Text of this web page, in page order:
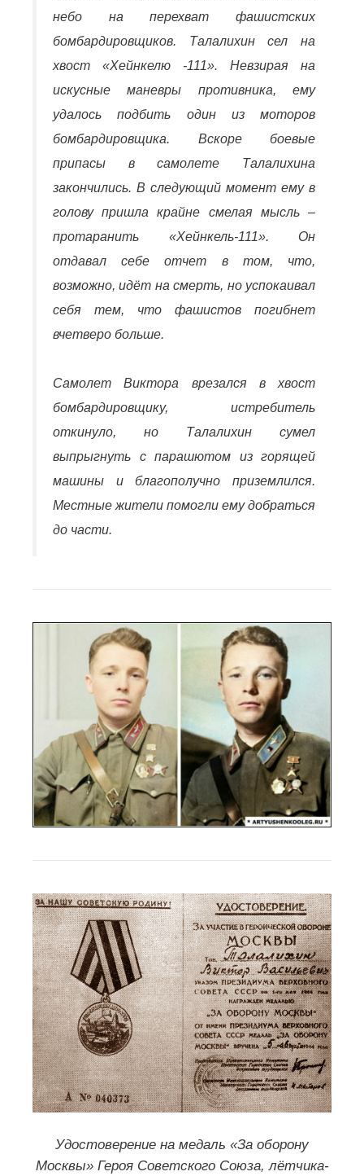
небо на перехват фашистских
бомбардировщиков. Талалихин сел на
хвост «Хейнкелю -111». Невзирая на
искусные маневры противника, ему
удалось подбить один из моторов
бомбардировщика. Вскоре боевые
припасы в самолете Талалихина
закончились. В следующий момент ему в
голову пришла крайне смелая мысль –
протаранить «Хейнкель-111». Он
отдавал себе отчет в том, что,
возможно, идёт на смерть, но успокаивал
себя тем, что фашистов погибнет
вчетверо больше.
Самолет Виктора врезался в хвост
бомбардировщику, истребитель
откинуло, но Талалихин сумел
выпрыгнуть с парашютом из горящей
машины и благополучно приземлился.
Местные жители помогли ему добраться
до части.
Удостоверение на медаль «За оборону
Москвы» Героя Советского Союза, лётчика-